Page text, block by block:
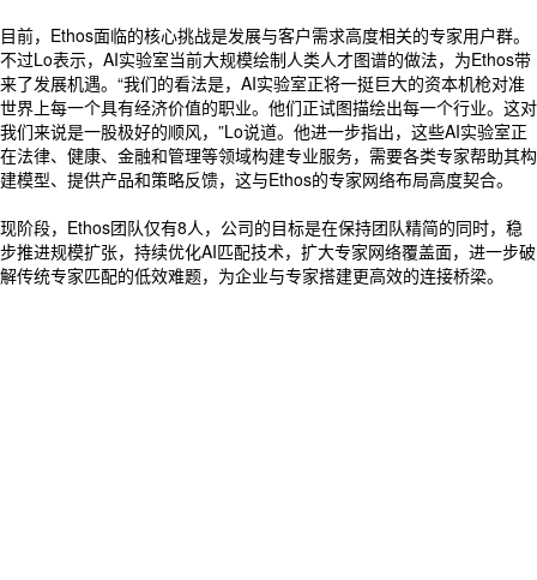
目前，Ethos面临的核心挑战是发展与客户需求高度相关的专家用户群。
不过Lo表示，AI实验室当前大规模绘制人类人才图谱的做法，为Ethos带
来了发展机遇。“我们的看法是，AI实验室正将一挺巨大的资本机枪对准
世界上每一个具有经济价值的职业。他们正试图描绘出每一个行业。这对
我们来说是一股极好的顺风，”Lo说道。他进一步指出，这些AI实验室正
在法律、健康、金融和管理等领域构建专业服务，需要各类专家帮助其构
建模型、提供产品和策略反馈，这与Ethos的专家网络布局高度契合。
现阶段，Ethos团队仅有8人，公司的目标是在保持团队精简的同时，稳
步推进规模扩张，持续优化AI匹配技术，扩大专家网络覆盖面，进一步破
解传统专家匹配的低效难题，为企业与专家搭建更高效的连接桥梁。